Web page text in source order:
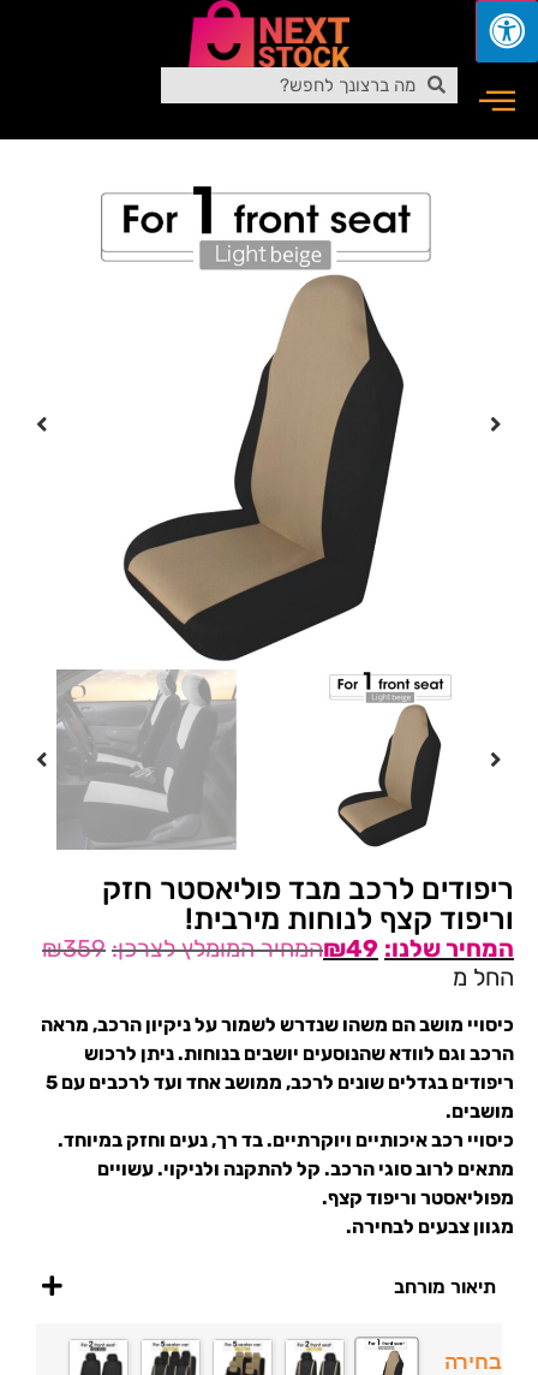
ריפודים לרכב מבד פוליאסטר חזק
וריפוד קצף לנוחות מירבית!
₪359 ₪49
החל מ
כיסויי מושב הם משהו שנדרש לשמור על ניקיון הרכב, מראה
הרכב וגם לוודא שהנוסעים יושבים בנוחות. ניתן לרכוש
ריפודים בגדלים שונים לרכב, ממושב אחד ועד לרכבים עם 5
מושבים.
כיסויי רכב איכותיים ויוקרתיים. בד רך, נעים וחזק במיוחד.
מתאים לרוב סוגי הרכב. קל להתקנה ולניקוי. עשויים
מפוליאסטר וריפוד קצף.
מגוון צבעים לבחירה.
תיאור מורחב
בחירה